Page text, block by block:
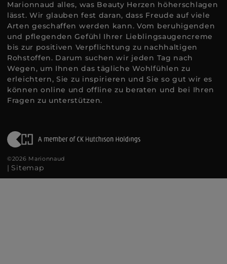
Marionnaud alles, was Beauty Herzen höherschlagen
lässt. Wir glauben fest daran, dass Freude auf viele
Arten geschaffen werden kann. Vom beruhigenden
und pflegenden Gefühl Ihrer Lieblingsaugencreme
bis zur positiven Verpflichtung zu nachhaltigen
Rohstoffen. Darum suchen wir jeden Tag nach
Wegen, um Ihnen das tägliche Wohlfühlen zu
erleichtern, Sie zu inspirieren und Sie so gut wir es
können online und offline zu beraten und bei Ihren
Fragen zu unterstützen.
©2026 Marionnaud
| Sitemap